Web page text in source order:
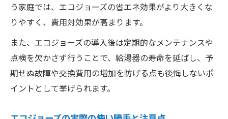
う家庭では、エコジョーズの省エネ効果がより大きくな
りやすく、費用対効果が高まります。
また、エコジョーズの導入後は定期的なメンテナンスや
点検を欠かさず行うことで、給湯器の寿命を延ばし、予
期せぬ故障や交換費用の増加を防げる点も後悔しないポ
イントとして挙げられます。